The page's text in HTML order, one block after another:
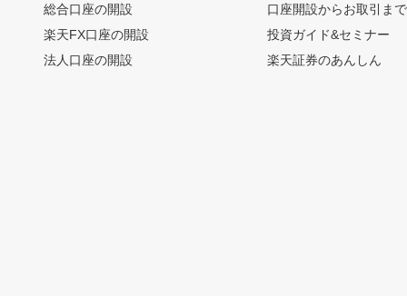
総合口座の開設
楽天FX口座の開設
法人口座の開設
口座開設からお取引ま
投資ガイド&セミナー
楽天証券のあんしん